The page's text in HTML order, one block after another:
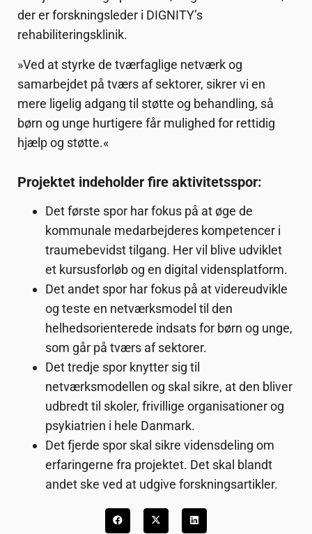
der er forskningsleder i DIGNITY’s
rehabiliteringsklinik.
»Ved at styrke de tværfaglige netværk og
samarbejdet på tværs af sektorer, sikrer vi en
mere ligelig adgang til støtte og behandling, så
børn og unge hurtigere får mulighed for rettidig
hjælp og støtte.«
Projektet indeholder fire aktivitetsspor:
Det første spor har fokus på at øge de
kommunale medarbejderes kompetencer i
traumebevidst tilgang. Her vil blive udviklet
et kursusforløb og en digital vidensplatform.
Det andet spor har fokus på at videreudvikle
og teste en netværksmodel til den
helhedsorienterede indsats for børn og unge,
som går på tværs af sektorer.
Det tredje spor knytter sig til
netværksmodellen og skal sikre, at den bliver
udbredt til skoler, frivillige organisationer og
psykiatrien i hele Danmark.
Det fjerde spor skal sikre vidensdeling om
erfaringerne fra projektet. Det skal blandt
andet ske ved at udgive forskningsartikler.